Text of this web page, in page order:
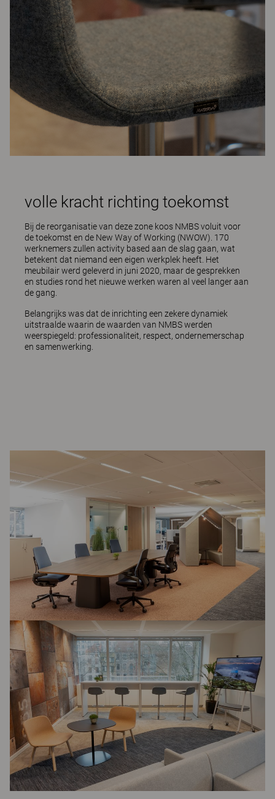
volle kracht richting toekomst
Bij de reorganisatie van deze zone koos NMBS voluit voor
de toekomst en de New Way of Working (NWOW). 170
werknemers zullen activity based aan de slag gaan, wat
betekent dat niemand een eigen werkplek heeft. Het
meubilair werd geleverd in juni 2020, maar de gesprekken
en studies rond het nieuwe werken waren al veel langer aan
de gang.
Belangrijks was dat de inrichting een zekere dynamiek
uitstraalde waarin de waarden van NMBS werden
weerspiegeld: professionaliteit, respect, ondernemerschap
en samenwerking.